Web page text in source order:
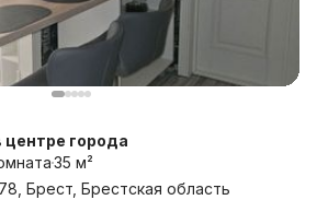
города
35 м²
Брест, Брестская область